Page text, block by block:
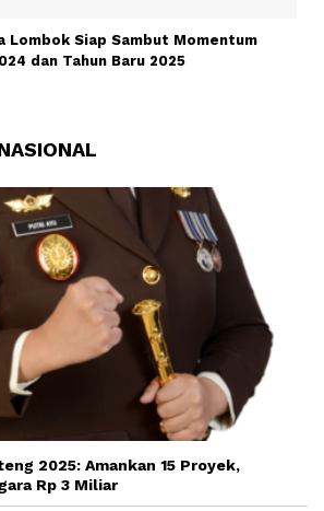
Lombok Siap Sambut Momentum
dan Tahun Baru 2025
2025: Amankan 15 Proyek,
Rp 3 Miliar